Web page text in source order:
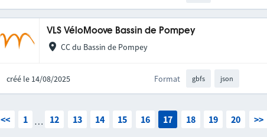
VLS VéloMoove Bassin de Pompey
CC du Bassin de Pompey
créé le 14/08/2025 Format gbfs json
<< 1 … 12 13 14 15 16 17 18 19 20 >>